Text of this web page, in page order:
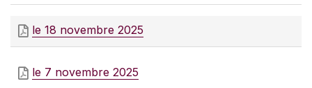
le 18 novembre 2025
le 7 novembre 2025